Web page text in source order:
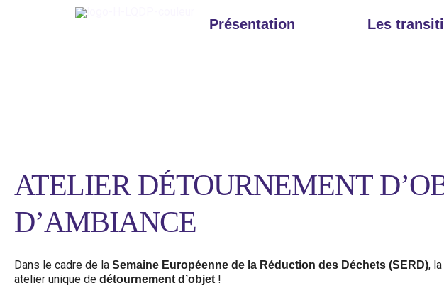
Présentation Les
ATELIER DÉTOURNEMENT
D’AMBIANCE
Dans le cadre de la Semaine Européenne de la Réduction des Déchets (SERD),
atelier unique de détournement d’objet!